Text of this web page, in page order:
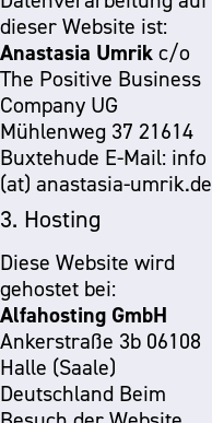
dieser Website ist:
Anastasia Umrik c/o
The Positive Business
Company UG
Mühlenweg 37 21614
Buxtehude E-Mail: info
(at) anastasia-umrik.de
3. Hosting
Diese Website wird
gehostet bei:
Alfahosting GmbH
Ankerstraße 3b 06108
Halle (Saale)
Deutschland Beim